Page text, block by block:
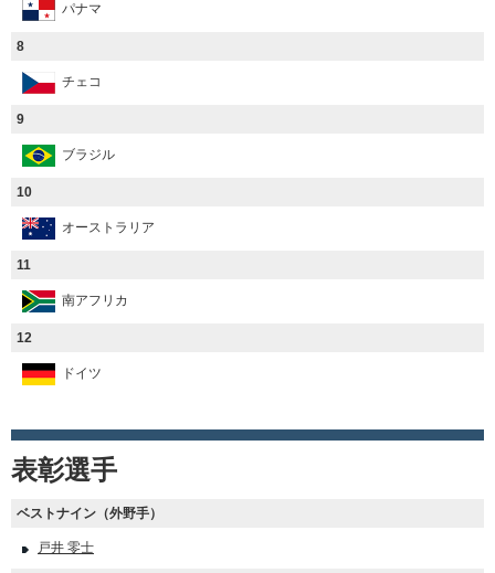
パナマ
8
チェコ
9
ブラジル
10
オーストラリア
11
南アフリカ
12
ドイツ
表彰選手
ベストナイン（外野手）
戸井 零士